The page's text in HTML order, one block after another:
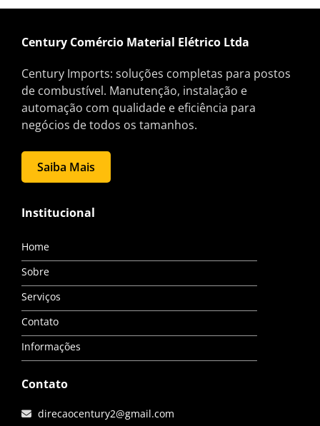
Century Comércio Material Elétrico Ltda
Century Imports: soluções completas para postos
de combustível. Manutenção, instalação e
automação com qualidade e eficiência para
negócios de todos os tamanhos.
Saiba Mais
Institucional
Home
Sobre
Serviços
Contato
Informações
Contato
direcaocentury2@gmail.com